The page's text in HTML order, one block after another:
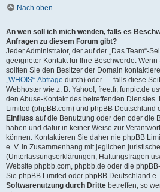
Nach oben
An wen soll ich mich wenden, falls es
Anfragen zu diesem Forum gibt?
Jeder Administrator, der auf der „Das Team“-
geeigneter Kontakt für Ihre Beschwerde.
sollten Sie den Besitzer der Domain
„WHOIS“-Abfrage durch) oder — falls diese
Webhoster wie z. B. Yahoo!, free.fr, funpic.de
den Abuse-Kontakt des betreffenden
Limited (phpBB.com) und phpBB Deutschland
Einfluss auf die Benutzung oder den oder die
haben und dafür in keiner Weise zur
können. Kontaktieren Sie daher nie phpBB
e. V. in Zusammenhang mit jeglichen
(Unterlassungserklärungen, Haftungsfragen
Website phpbb.com, phpbb.de oder die
Sie phpBB Limited oder phpBB Deutschland
Softwarenutzung durch Dritte betreffen, so